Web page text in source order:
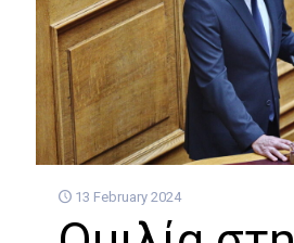
13 February 2024